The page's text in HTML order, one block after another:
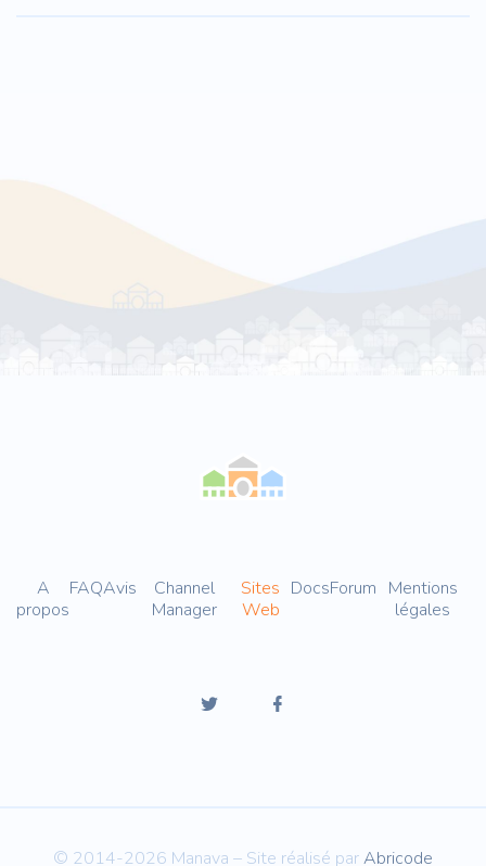
A
propos
FAQAvis
Channel
Manager
Sites
Web
DocsForum Mentions
légales
© 2014-2026 Manava – Site réalisé parAbricode